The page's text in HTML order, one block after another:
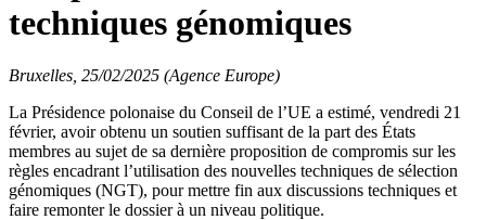
techniques génomiques
Bruxelles, 25/02/2025 (Agence Europe)
La Présidence polonaise du Conseil de l’UE a estimé, vendredi 21
février, avoir obtenu un soutien suffisant de la part des États
membres au sujet de sa dernière proposition de compromis sur les
règles encadrant l’utilisation des nouvelles techniques de sélection
génomiques (NGT), pour mettre fin aux discussions techniques et
faire remonter le dossier à un niveau politique.